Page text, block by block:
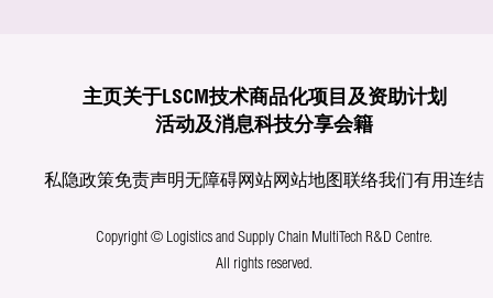
主页关于LSCM技术商品化项目及资助计划
活动及消息科技分享会籍
私隐政策免责声明无障碍网站网站地图联络我们有用连结
Copyright © Logistics and Supply Chain MultiTech R&D Centre.
All rights reserved.